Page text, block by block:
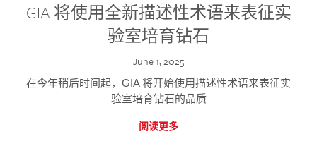
GIA 将使用全新描述性术语来表征实
验室培育钻石
June 1, 2025
在今年稍后时间起，GIA 将开始使用描述性术语来表征实
验室培育钻石的品质
阅读更多